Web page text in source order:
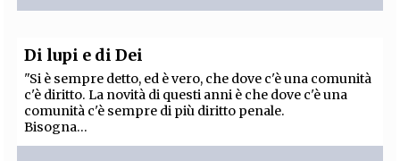
Di lupi e di Dei
"Si è sempre detto, ed è vero, che dove c'è una comunità
c'è diritto.La novità di questi anni è che dove c'è una
comunità c'è sempre di più diritto penale.
Bisogna...